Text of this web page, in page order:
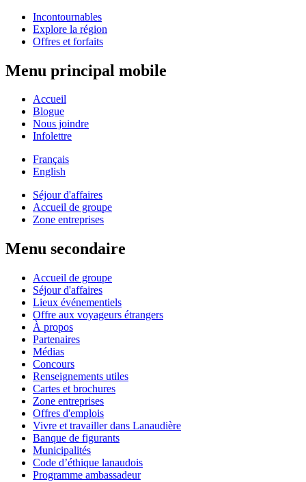
Incontournables
Explore la région
Offres et forfaits
Menu principal mobile
Accueil
Blogue
Nous joindre
Infolettre
Français
English
Séjour d'affaires
Accueil de groupe
Zone entreprises
Menu secondaire
Accueil de groupe
Séjour d'affaires
Lieux événementiels
Offre aux voyageurs étrangers
À propos
Partenaires
Médias
Concours
Renseignements utiles
Cartes et brochures
Zone entreprises
Offres d'emplois
Vivre et travailler dans Lanaudière
Banque de figurants
Municipalités
Code d’éthique lanaudois
Programme ambassadeur